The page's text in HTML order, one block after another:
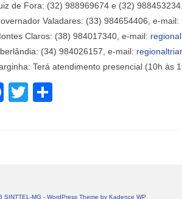
de Fora: (32) 988969674 e (32)
Valadares: (33) 984654406, e-mail:
Claros: (38) 984017340, e-mail:
(34) 984026157, e-mail:
Terá atendimento presencial (10h às
Facebook
Twitter
SINTTEL-MG - WordPress Theme by Kadence WP